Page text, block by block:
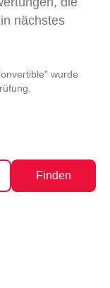
nächstes
wurde
Finden